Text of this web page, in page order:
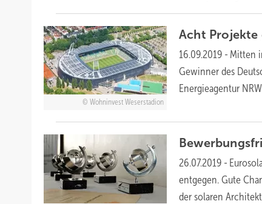
Wohninvest Weserstadion
Acht Projekte
16.09.2019 - Mitten
Gewinner des
Energieagentur
26.07.2019 -
entgegen. Gute
der solaren